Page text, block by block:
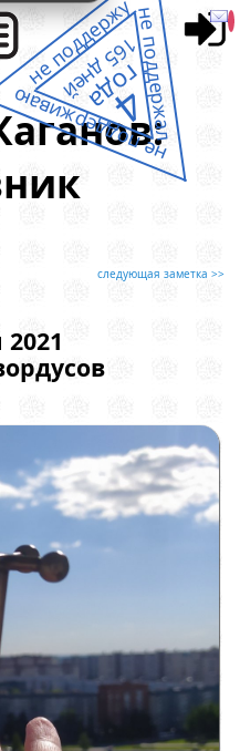
следующая заметка >>
не поддержал
не поддерживаю
не поддержу
4
года
165 дней